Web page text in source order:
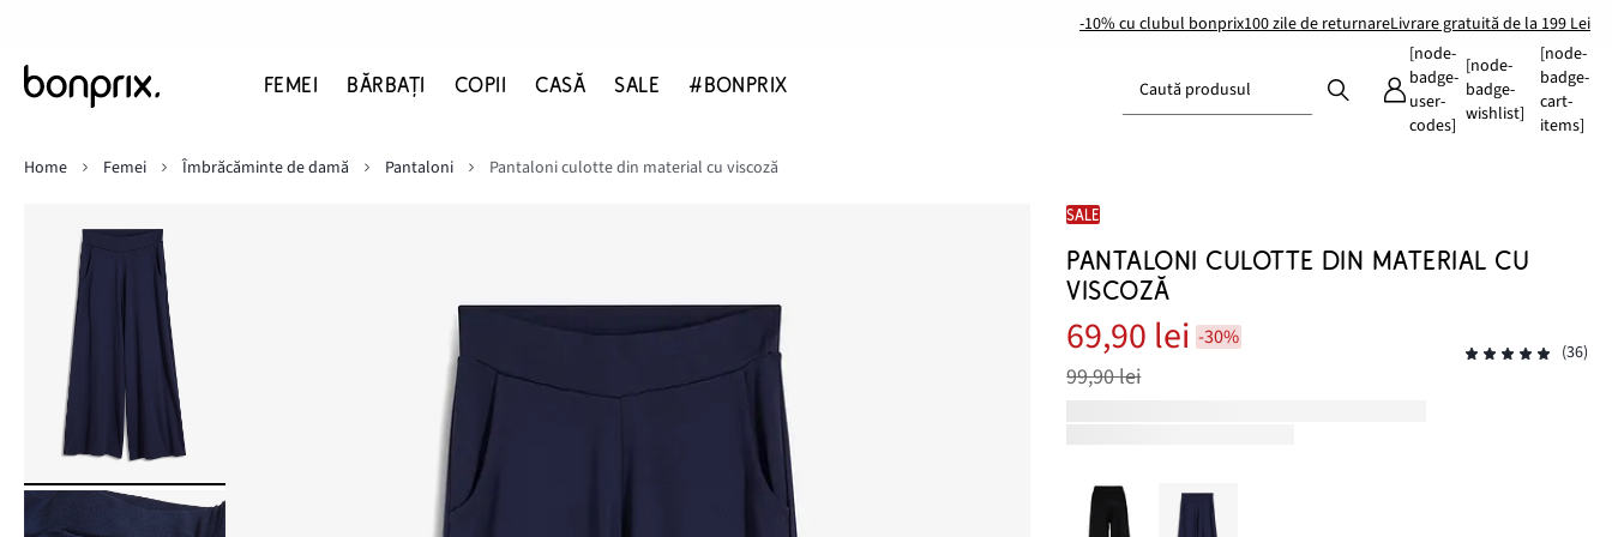
-10% cu clubul bonprix100 zile de returnareLivrare gratuită de la 199 Lei
FEMEI BĂRBAŢI COPII CASĂ SALE #BONPRIX Caută produsul
[node-
badge-
user-
codes]
[node-
badge-
wishlist]
[node-
badge-
cart-
items]
Home
Femei Îmbrăcăminte de damă Pantaloni Pantaloni culotte din material cu viscoză
SALE
PANTALONI CULOTTE DIN MATERIAL CU
VISCOZĂ
69,90 lei -30%
99,90 lei
(36)